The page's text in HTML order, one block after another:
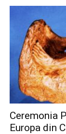
Ceremonia
Europa din